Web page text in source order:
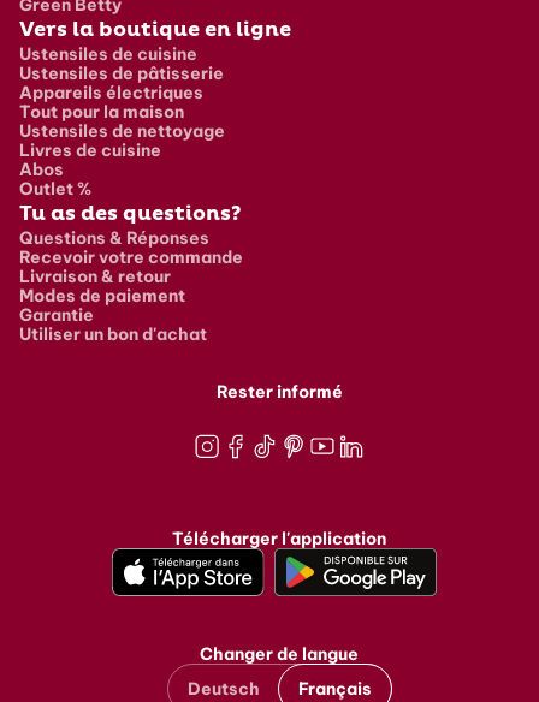
Vers la boutique en ligne
Ustensiles de cuisine
Ustensiles de pâtisserie
Appareils électriques
Tout pour la maison
Ustensiles de nettoyage
Livres de cuisine
Abos
Outlet %
Tu as des questions?
Questions & Réponses
Recevoir votre commande
Livraison & retour
Modes de paiement
Garantie
Utiliser un bon d'achat
Rester informé
Télécharger l'application
Changer de langue
Deutsch
Français